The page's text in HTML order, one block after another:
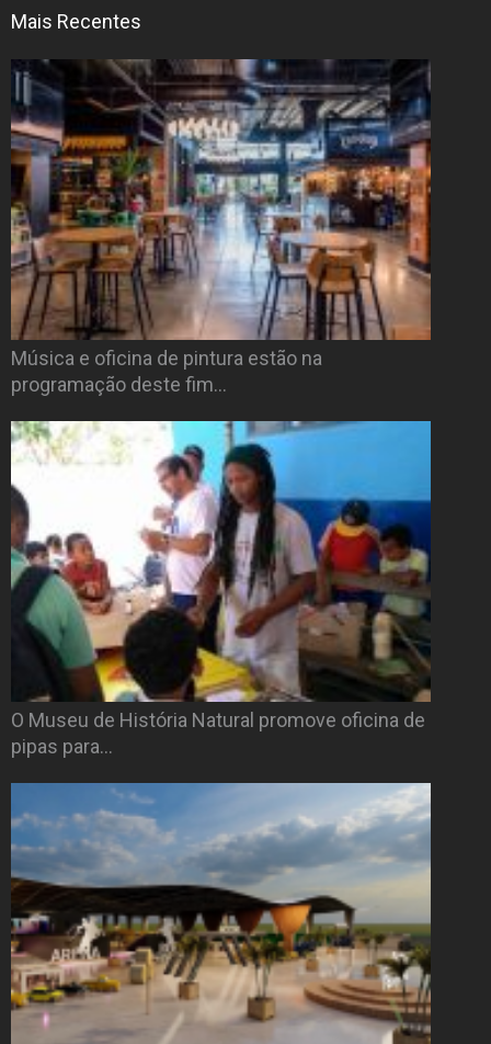
Mais Recentes
Música e oficina de pintura estão na
programação deste fim…
O Museu de História Natural promove oficina de
pipas para…